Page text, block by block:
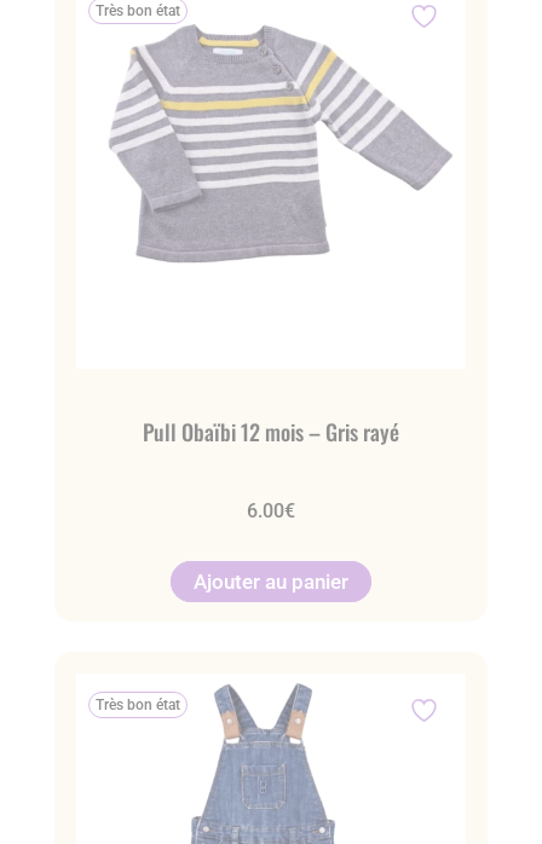
Très bon état
Pull Obaïbi 12 mois – Gris rayé
6.00€
Ajouter au panier
Très bon état